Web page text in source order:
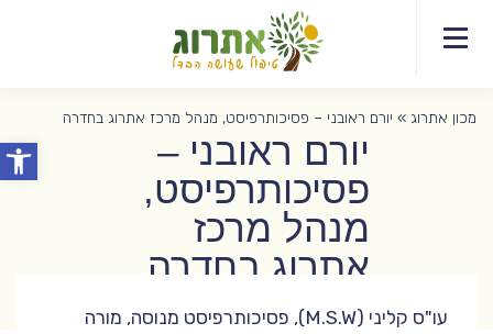
פתח
אודות
תחומי
הטיפול
מידע
מקצועי
EDT
לפסיכותרפיסטים
מכון אתרוג » יורם ראובני – פסיכותרפיסט, מנהל מרכז אתרוג בחדרה
יורם ראובני –
פסיכותרפיסט,
מנהל מרכז
אתרוג בחדרה
עו"ס קליני (M.S.W), פסיכותרפיסט מנוסה, מורה